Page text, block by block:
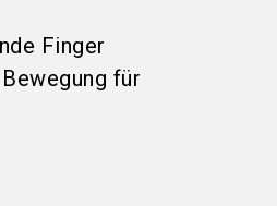
Finger
für